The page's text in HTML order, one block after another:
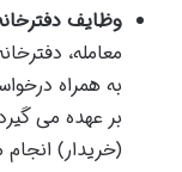
وظایف
معامله،
به همراه
بر عهده می
(خریدار)